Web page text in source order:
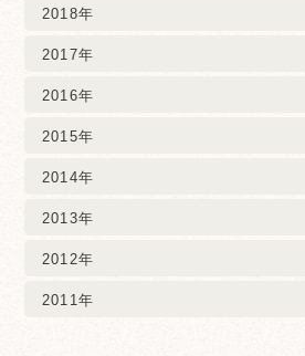
2018年
2017年
2016年
2015年
2014年
2013年
2012年
2011年